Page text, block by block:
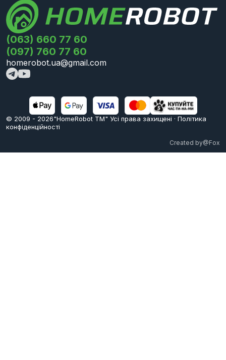
(063) 660 77 60
(097) 760 77 60
homerobot.ua@gmail.com
© 2009 - 2026"HomeRobot ТМ" Усi права захищені · Політика
конфіденційності
Created by@Fox